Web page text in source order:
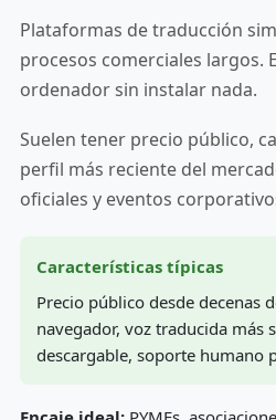
Plataformas de traducción
procesos comerciales largos.
ordenador sin instalar nada.
Suelen tener precio público,
perfil más reciente del
oficiales y eventos
Características típicas
Precio público desde decenas
navegador, voz traducida más
descargable, soporte humano